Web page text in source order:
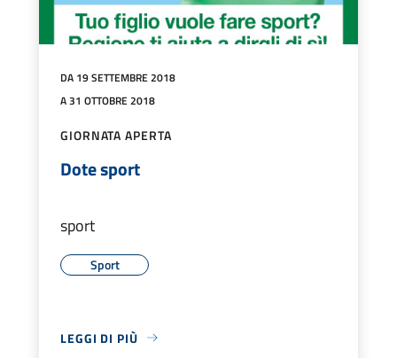
DA 19 SETTEMBRE 2018
A 31 OTTOBRE 2018
GIORNATA APERTA
Dote sport
sport
Sport
LEGGI DI PIÙ